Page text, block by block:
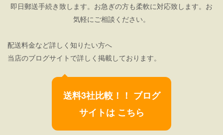
即日郵送手続き致します。お急ぎの方も柔軟に対応致します。お
気軽にご相談ください。
配送料金など詳しく知りたい方へ
当店のブログサイトで詳しく掲載しております。
送料3社比較！！ ブログ
サイトは こちら